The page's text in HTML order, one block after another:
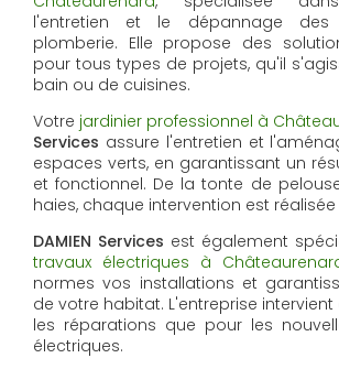
l'entretien et le dépannage des
plomberie. Elle propose des
pour tous types de projets, qu'il
bain ou de cuisines.
Votre jardinier professionnel à
Services assure l'entretien et
espaces verts, en garantissant un
et fonctionnel. De la tonte de
haies, chaque intervention est
DAMIEN Services est également
travaux électriques à
normes vos installations et
de votre habitat. L'entreprise
les réparations que pour les
électriques.